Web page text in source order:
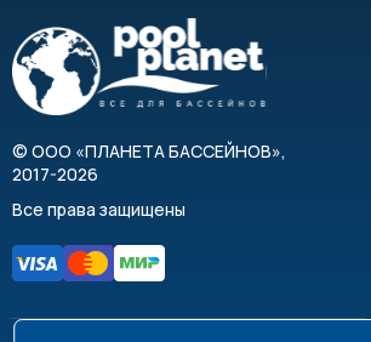
© ООО «ПЛАНЕТА БАССЕЙНОВ»,
2017-2026
Все права защищены